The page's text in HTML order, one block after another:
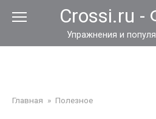
Crossi.ru -
Упражнения и
Главная » Полезное